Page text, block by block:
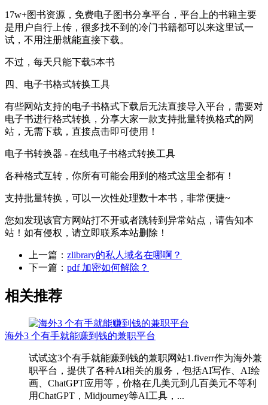
17w+图书资源，免费电子图书分享平台，平台上的书籍主要
是用户自行上传，很多找不到的冷门书籍都可以来这里试一
试，不用注册就能直接下载。
不过，每天只能下载5本书
四、电子书格式转换工具
有些网站支持的电子书格式下载后无法直接导入平台，需要对
电子书进行格式转换，分享大家一款支持批量转换格式的网
站，无需下载，直接点击即可使用！
电子书转换器 - 在线电子书格式转换工具
各种格式互转，你所有可能会用到的格式这里全都有！
支持批量转换，可以一次性处理数十本书，非常便捷~
您如发现该官方网站打不开或者跳转到异常站点，请告知本
站！如有侵权，请立即联系本站删除！
上一篇： zlibrary的私人域名在哪啊？
下一篇： pdf 加密如何解除？
相关推荐
海外3 个有手就能赚到钱的兼职平台
试试这3个有手就能赚到钱的兼职网站1.fiverr作为海外兼
职平台，提供了各种AI相关的服务，包括AI写作、AI绘
画、ChatGPT应用等，价格在几美元到几百美元不等利
用ChatGPT，Midjourney等AI工具，...